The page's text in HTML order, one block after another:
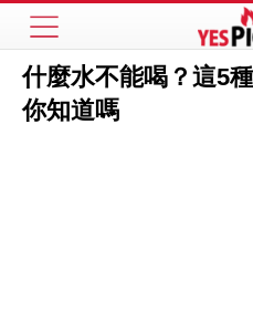
什麼水不能喝？這5
你知道嗎